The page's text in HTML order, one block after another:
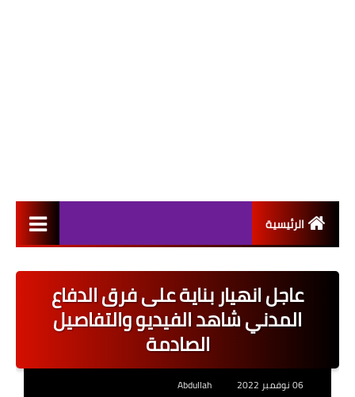
الرئيسية
اخبار القطاع العام
اخبار القطاع الخاص
نتائج التعيينات
عاجل انهيار بناية على فرق الدفاع
المدني شاهد الفيديو والتفاصيل
الصادمة
06 نوفمبر 2022
Abdullah